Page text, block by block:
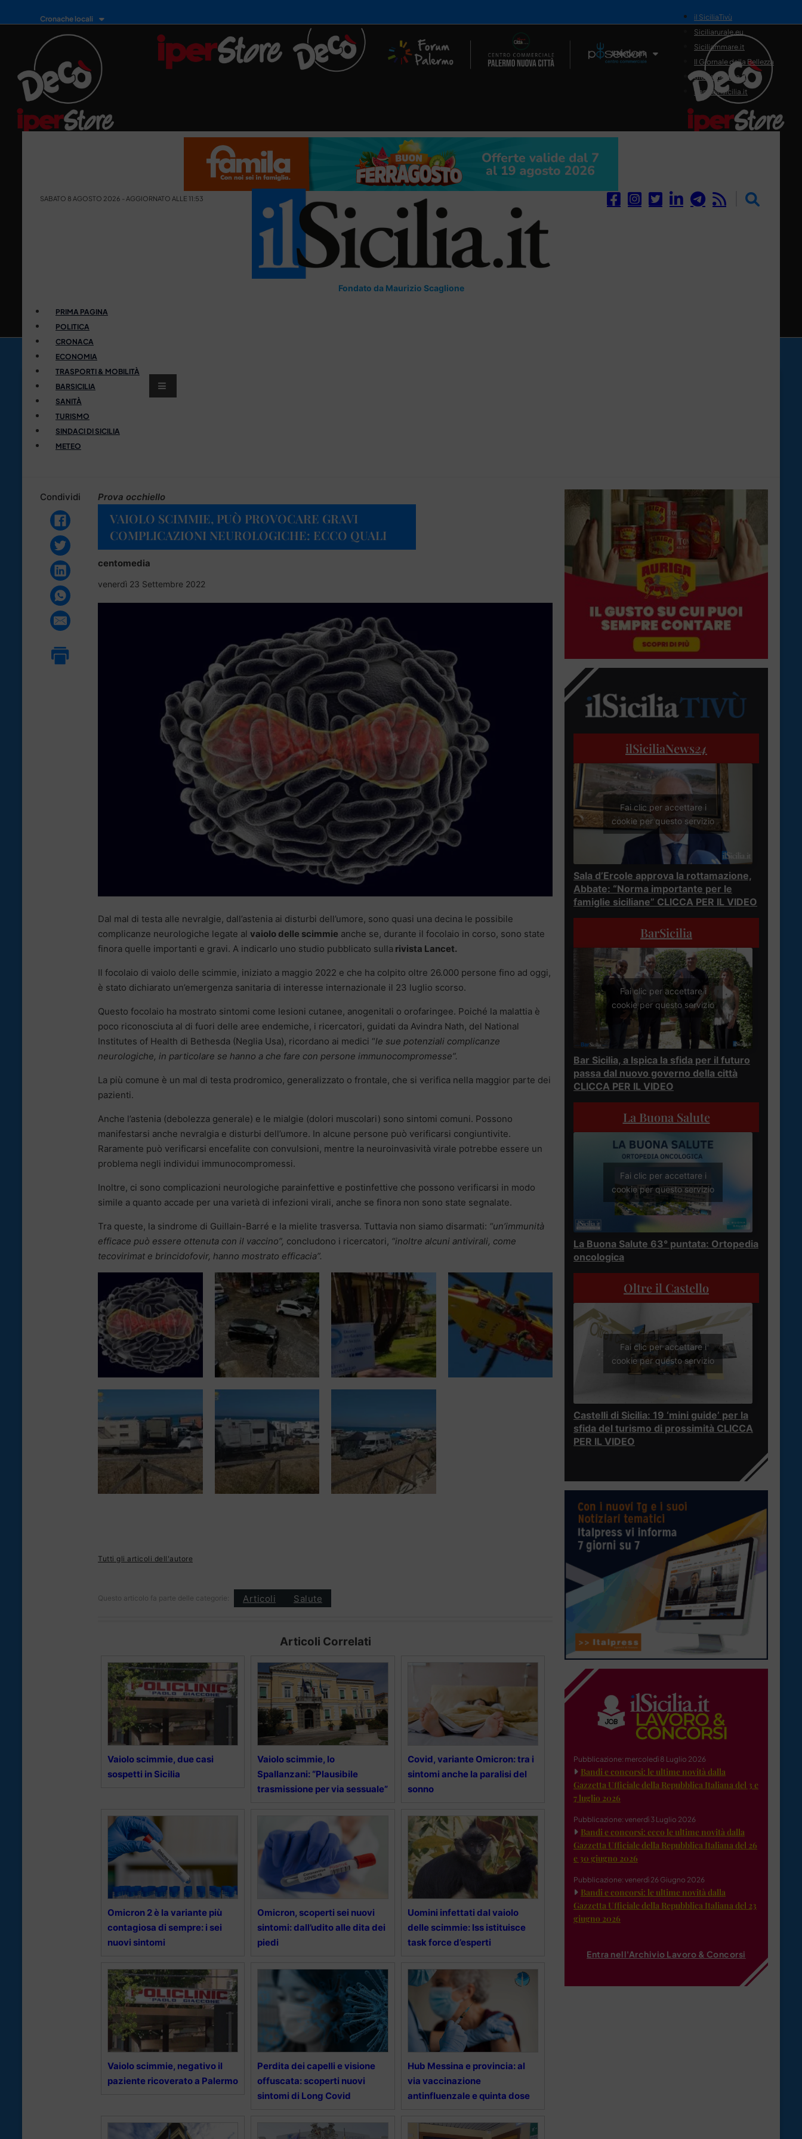
Cronache locali
Il Network
il SiciliaTivù
Siciliarurale.eu
Siciliammare.it
Il Giornale della Bellezza
Siciliamedica.it
Sanitainsicilia.it
SABATO 8 AGOSTO 2026 - AGGIORNATO ALLE 11:53
Fondato da Maurizio Scaglione
PRIMA PAGINA
POLITICA
CRONACA
ECONOMIA
TRASPORTI & MOBILITÀ
BARSICILIA
SANITÀ
TURISMO
SINDACI DI SICILIA
METEO
Condividi Prova occhiello
VAIOLO SCIMMIE, PUÒ PROVOCARE GRAVI
COMPLICAZIONI NEUROLOGICHE: ECCO QUALI
centomedia
venerdì 23 Settembre 2022
Dal mal di testa alle nevralgie, dall’astenia ai disturbi dell’umore, sono quasi una decina le possibile
complicanze neurologiche legate al vaiolo delle scimmie anche se, durante il focolaio in corso, sono state
finora quelle importanti e gravi. A indicarlo uno studio pubblicato sulla rivista Lancet.
Il focolaio di vaiolo delle scimmie, iniziato a maggio 2022 e che ha colpito oltre 26.000 persone fino ad oggi,
è stato dichiarato un’emergenza sanitaria di interesse internazionale il 23 luglio scorso.
Questo focolaio ha mostrato sintomi come lesioni cutanee, anogenitali o orofaringee. Poiché la malattia è
poco riconosciuta al di fuori delle aree endemiche, i ricercatori, guidati da Avindra Nath, del National
Institutes of Health di Bethesda (Neglia Usa), ricordano ai medici “le sue potenziali complicanze
neurologiche, in particolare se hanno a che fare con persone immunocompromesse”.
La più comune è un mal di testa prodromico, generalizzato o frontale, che si verifica nella maggior parte dei
pazienti.
Anche l’astenia (debolezza generale) e le mialgie (dolori muscolari) sono sintomi comuni. Possono
manifestarsi anche nevralgia e disturbi dell’umore. In alcune persone può verificarsi congiuntivite.
Raramente può verificarsi encefalite con convulsioni, mentre la neuroinvasività virale potrebbe essere un
problema negli individui immunocompromessi.
Inoltre, ci sono complicazioni neurologiche parainfettive e postinfettive che possono verificarsi in modo
simile a quanto accade per una varietà di infezioni virali, anche se finora non sono state segnalate.
Tra queste, la sindrome di Guillain-Barré e la mielite trasversa. Tuttavia non siamo disarmati: “un’immunità
efficace può essere ottenuta con il vaccino”, concludono i ricercatori, “inoltre alcuni antivirali, come
tecovirimat e brincidofovir, hanno mostrato efficacia”.
Tutti gli articoli dell'autore
Questo articolo fa parte delle categorie: Articoli Salute
Articoli Correlati
Vaiolo scimmie, due casi
sospetti in Sicilia
Vaiolo scimmie, lo
Spallanzani: “Plausibile
trasmissione per via sessuale”
Covid, variante Omicron: tra i
sintomi anche la paralisi del
sonno
Omicron 2 è la variante più
contagiosa di sempre: i sei
nuovi sintomi
Omicron, scoperti sei nuovi
sintomi: dall’udito alle dita dei
piedi
Uomini infettati dal vaiolo
delle scimmie: Iss istituisce
task force d’esperti
Vaiolo scimmie, negativo il
paziente ricoverato a Palermo
Perdita dei capelli e visione
offuscata: scoperti nuovi
sintomi di Long Covid
Hub Messina e provincia: al
via vaccinazione
antinfluenzale e quinta dose
ilSiciliaNews24
Fai clic per accettare i
cookie per questo servizio
Sala d’Ercole approva la rottamazione,
Abbate: “Norma importante per le
famiglie siciliane” CLICCA PER IL VIDEO
BarSicilia
Fai clic per accettare i
cookie per questo servizio
Bar Sicilia, a Ispica la sfida per il futuro
passa dal nuovo governo della città
CLICCA PER IL VIDEO
La Buona Salute
Fai clic per accettare i
cookie per questo servizio
La Buona Salute 63° puntata: Ortopedia
oncologica
Oltre il Castello
Fai clic per accettare i
cookie per questo servizio
Castelli di Sicilia: 19 ‘mini guide’ per la
sfida del turismo di prossimità CLICCA
PER IL VIDEO
Pubblicazione: mercoledì 8 Luglio 2026
Bandi e concorsi: le ultime novità dalla
Gazzetta Ufficiale della Repubblica Italiana del 3 e
7 luglio 2026
Pubblicazione: venerdì 3 Luglio 2026
Bandi e concorsi: ecco le ultime novità dalla
Gazzetta Ufficiale della Repubblica Italiana del 26
e 30 giugno 2026
Pubblicazione: venerdì 26 Giugno 2026
Bandi e concorsi: le ultime novità dalla
Gazzetta Ufficiale della Repubblica Italiana del 23
giugno 2026
Entra nell'Archivio Lavoro & Concorsi